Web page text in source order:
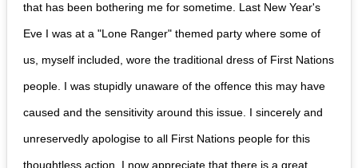
that has been bothering me for sometime. Last New Year's
Eve I was at a "Lone Ranger" themed party where some of
us, myself included, wore the traditional dress of First Nations
people. I was stupidly unaware of the offence this may have
caused and the sensitivity around this issue. I sincerely and
unreservedly apologise to all First Nations people for this
thoughtless action. I now appreciate that there is a great